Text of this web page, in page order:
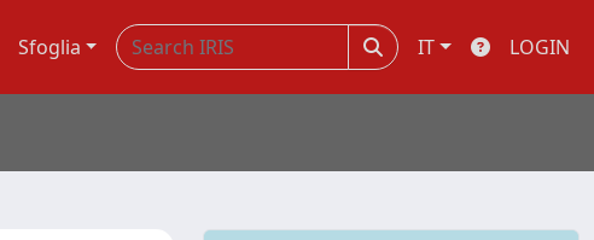
Sfoglia IT LOGIN